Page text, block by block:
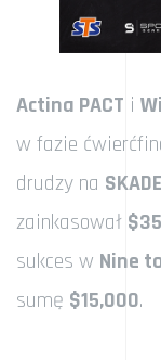
Actina PACT i
w fazie
drudzy na SKADE
zainkasował
sukces w Nine
sumę $15,000.